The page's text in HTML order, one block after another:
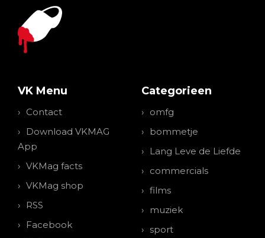
VK Menu
Contact
Download VKMAG
App
VKMag facts
VKMag shop
RSS
Facebook
Categorieen
omfg
bommetje
Lang Leve de Liefde
commercials
films
muziek
sport